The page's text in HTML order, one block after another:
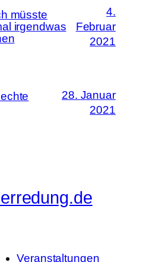
müsste
irgendwas
4.
Februar
2021
28. Januar
2021
Veranstaltungen